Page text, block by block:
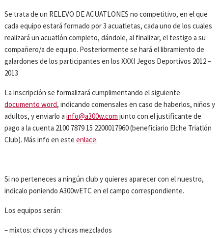
Se trata de un RELEVO DE ACUATLONES no competitivo, en el que
cada equipo estará formado por 3 acuatletas, cada uno de los cuales
realizará un acuatlón completo, dándole, al finalizar, el testigo a su
compañero/a de equipo. Posteriormente se hará el libramiento de
galardones de los participantes en los XXXI Jegos Deportivos 2012 –
2013
La inscripción se formalizará cumplimentando el siguiente
documento word, indicando comensales en caso de haberlos, niños y
adultos, y enviarlo ainfo@a300w.com junto con el justificante de
pago a la cuenta 2100 7879 15 2200017960 (beneficiario Elche Triatlón
Club). Más info en esteenlace.
Si no perteneces a ningún club y quieres aparecer con el nuestro,
indicalo poniendo A300wETC en el campo correspondiente.
Los equipos serán:
– mixtos: chicos y chicas mezclados